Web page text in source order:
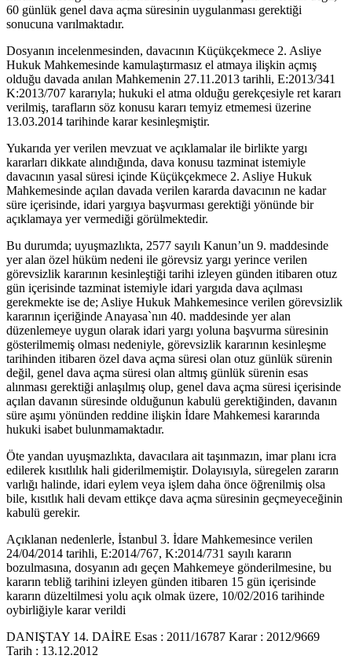
60 günlük genel dava açma süresinin uygulanması gerektiği
sonucuna varılmaktadır.
Dosyanın incelenmesinden, davacının Küçükçekmece 2. Asliye
Hukuk Mahkemesinde kamulaştırmasız el atmaya ilişkin açmış
olduğu davada anılan Mahkemenin 27.11.2013 tarihli, E:2013/341
K:2013/707 kararıyla; hukuki el atma olduğu gerekçesiyle ret kararı
verilmiş, tarafların söz konusu kararı temyiz etmemesi üzerine
13.03.2014 tarihinde karar kesinleşmiştir.
Yukarıda yer verilen mevzuat ve açıklamalar ile birlikte yargı
kararları dikkate alındığında, dava konusu tazminat istemiyle
davacının yasal süresi içinde Küçükçekmece 2. Asliye Hukuk
Mahkemesinde açılan davada verilen kararda davacının ne kadar
süre içerisinde, idari yargıya başvurması gerektiği yönünde bir
açıklamaya yer vermediği görülmektedir.
Bu durumda; uyuşmazlıkta, 2577 sayılı Kanun’un 9. maddesinde
yer alan özel hüküm nedeni ile görevsiz yargı yerince verilen
görevsizlik kararının kesinleştiği tarihi izleyen günden itibaren otuz
gün içerisinde tazminat istemiyle idari yargıda dava açılması
gerekmekte ise de; Asliye Hukuk Mahkemesince verilen görevsizlik
kararının içeriğinde Anayasa`nın 40. maddesinde yer alan
düzenlemeye uygun olarak idari yargı yoluna başvurma süresinin
gösterilmemiş olması nedeniyle, görevsizlik kararının kesinleşme
tarihinden itibaren özel dava açma süresi olan otuz günlük sürenin
değil, genel dava açma süresi olan altmış günlük sürenin esas
alınması gerektiği anlaşılmış olup, genel dava açma süresi içerisinde
açılan davanın süresinde olduğunun kabulü gerektiğinden, davanın
süre aşımı yönünden reddine ilişkin İdare Mahkemesi kararında
hukuki isabet bulunmamaktadır.
Öte yandan uyuşmazlıkta, davacılara ait taşınmazın, imar planı icra
edilerek kısıtlılık hali giderilmemiştir. Dolayısıyla, süregelen zararın
varlığı halinde, idari eylem veya işlem daha önce öğrenilmiş olsa
bile, kısıtlık hali devam ettikçe dava açma süresinin geçmeyeceğinin
kabulü gerekir.
Açıklanan nedenlerle, İstanbul 3. İdare Mahkemesince verilen
24/04/2014 tarihli, E:2014/767, K:2014/731 sayılı kararın
bozulmasına, dosyanın adı geçen Mahkemeye gönderilmesine, bu
kararın tebliğ tarihini izleyen günden itibaren 15 gün içerisinde
kararın düzeltilmesi yolu açık olmak üzere, 10/02/2016 tarihinde
oybirliğiyle karar verildi
DANIŞTAY 14. DAİRE Esas : 2011/16787 Karar : 2012/9669
Tarih : 13.12.2012